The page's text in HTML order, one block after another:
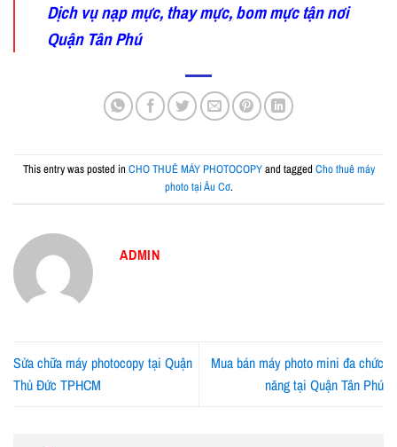
Dịch vụ nạp mực, thay mực, bom mực tận nơi
Quận Tân Phú
This entry was posted in CHO THUÊ MÁY PHOTOCOPYand tagged Cho thuê máy
photo tại Âu Cơ.
ADMIN
Sửa chữa máy photocopy tại Quận
Thủ Đức TPHCM
Mua bán máy photo mini đa chức
năng tại Quận Tân Phú